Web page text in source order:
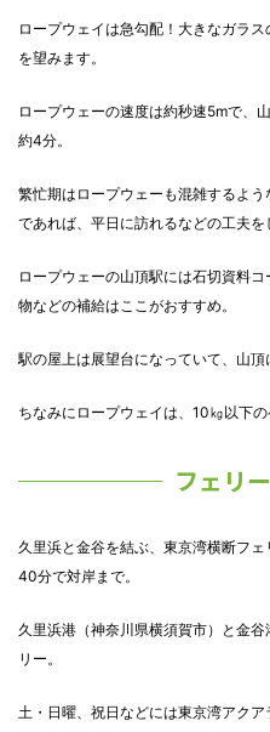
ロープウェイは急勾配！大きなガラ
を望みます。
ロープウェーの速度は約秒速5mで、
約4分。
繁忙期はロープウェーも混雑するよ
であれば、平日に訪れるなどの工夫を
ロープウェーの山頂駅には石切資料
物などの補給はここがおすすめ。
駅の屋上は展望台になっていて、山頂
ちなみにロープウェイは、10㎏以下の
フェリ
久里浜と金谷を結ぶ、東京湾横断フェ
40分で対岸まで。
久里浜港（神奈川県横須賀市）と金
リー。
土・日曜、祝日などには東京湾アク